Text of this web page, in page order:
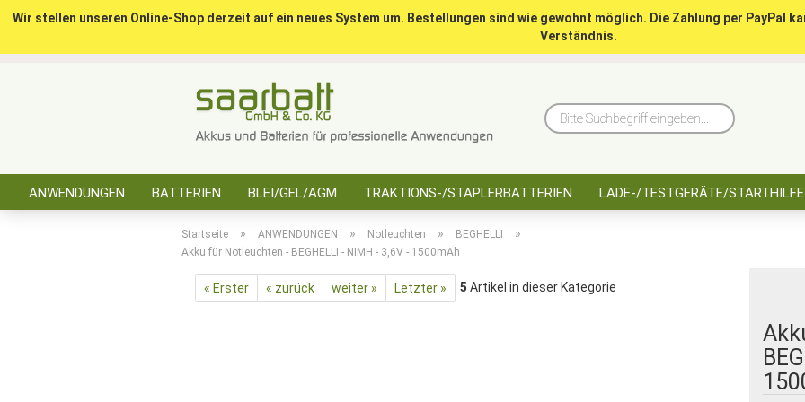
Bitte
Wir stellen unseren Online-Shop derzeit auf ein neues System um. Bestellungen sind wie gewohnt möglich. Die Zahlung per PayPal
Verständnis.
ANWENDUNGEN BATTERIEN BLEI/GEL/AGM TRAKTIONS-/STAPLERBATTERIEN LADE-/TESTGERÄTE/STARTHILFE
Startseite » ANWENDUNGEN » Notleuchten » BEGHELLI »
Akku für Notleuchten - BEGHELLI - NIMH - 3,6V - 1500mAh
« Erster « zurück weiter » Letzter » 5 Artikel in dieser Kategorie